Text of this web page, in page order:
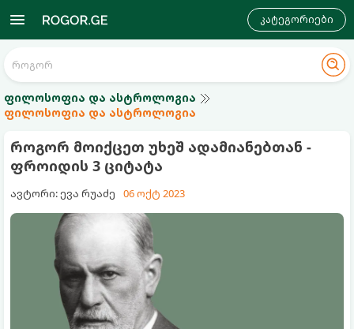
კატეგორიები
ფილოსოფია და ასტროლოგია
ფილოსოფია და ასტროლოგია
როგორ მოიქცეთ უხეშ ადამიანებთან -
ფროიდის 3 ციტატა
ავტორი: ევა რუაძე 06 ოქტ 2023